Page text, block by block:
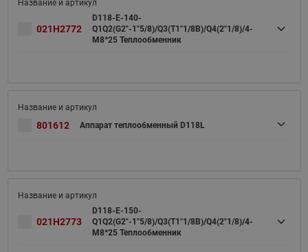
021H2772
D118-E-140-
Q1Q2(G2"-1"5/8)/Q3(T1"1/8B)/Q4(2"1/8)/4-
M8*25 Теплообменник
801612 Аппарат теплообменный D118L
021H2773
D118-E-150-
Q1Q2(G2"-1"5/8)/Q3(T1"1/8B)/Q4(2"1/8)/4-
M8*25 Теплообменник